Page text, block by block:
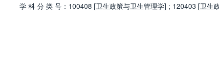
学 科 分 类 号： 100408 [卫生政策与卫生管理学] ; 120403 [卫生